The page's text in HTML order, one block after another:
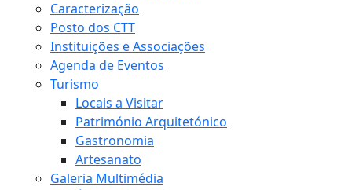
Caracterização
Posto dos CTT
Instituições e Associações
Agenda de Eventos
Turismo
Locais a Visitar
Património Arquitetónico
Gastronomia
Artesanato
Galeria Multimédia